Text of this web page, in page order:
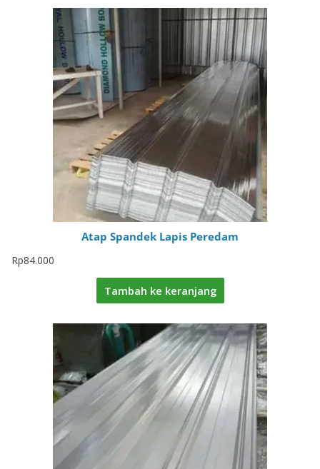
Atap Spandek Lapis Peredam
Rp84.000
Tambah ke keranjang